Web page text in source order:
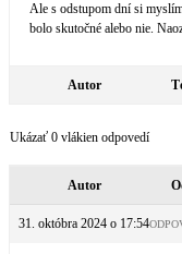
Ale s odstupom dní si
bolo skutočné alebo nie.
Autor
Ukázať 0 vlákien odpovedí
Autor
31. októbra 2024 o 17:54